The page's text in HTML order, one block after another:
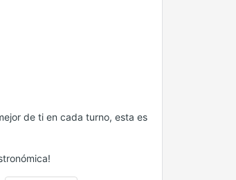
de ti en cada turno, esta es